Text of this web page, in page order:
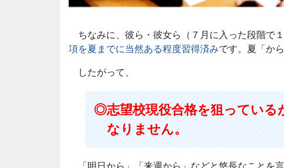
ちなみに、彼ら・彼女ら（７月に入った段階で
項を夏までに当然ある程度習得済みです。夏「か
したがって、
◎志望校現役合格を狙っている
なりません。
「明日から」「来週から」などと悠長なことを